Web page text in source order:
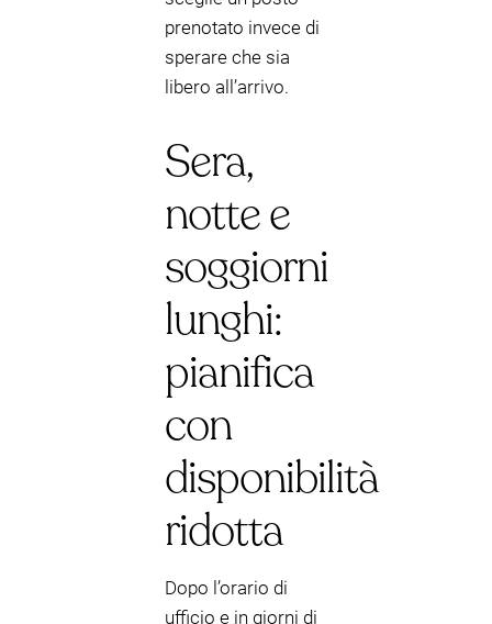
prenotato invece di
sperare che sia
libero all’arrivo.
Sera,
notte e
soggiorni
lunghi:
pianifica
con
disponibilità
ridotta
Dopo l’orario di
ufficio e in giorni di